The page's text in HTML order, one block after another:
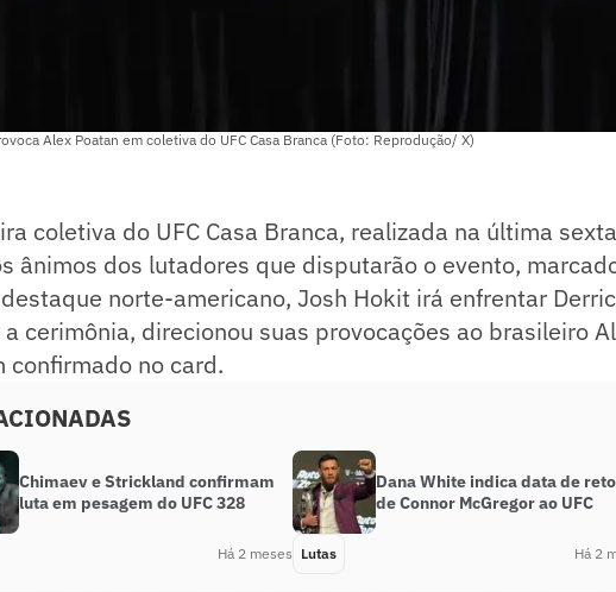
Alex Poatan em coletiva do UFC Casa Branca (Foto: Reprodução/ X)
coletiva do UFC Casa Branca, realizada na última
ânimos dos lutadores que disputarão o evento,
norte-americano, Josh Hokit irá enfrentar
cerimônia, direcionou suas provocações ao brasileiro
confirmado no card.
Chimaev e Strickland confirmam
luta em pesagem do UFC 328
Há 2 meses
Dana White indica data de
de Connor McGregor ao UFC
Lutas Há 2